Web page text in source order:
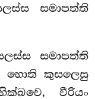
සමාපත්ති
සමාපත්ති
හොති කුසලෙසු
වීරියං